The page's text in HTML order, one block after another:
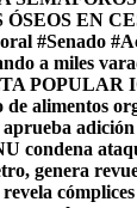
ÓSEOS EN
#Senado
a miles
POPULAR
alimentos
condena
genera